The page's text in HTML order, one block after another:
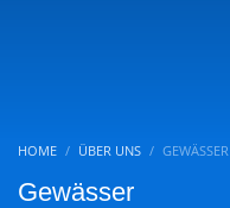
HOME ÜBER UNS GEWÄSSER
Gewässer